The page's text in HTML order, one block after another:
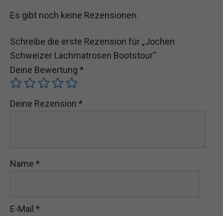
Es gibt noch keine Rezensionen.
Schreibe die erste Rezension für „Jochen
Schweizer Lachmatrosen Bootstour“
Deine Bewertung *
Deine Rezension *
Name *
E-Mail *